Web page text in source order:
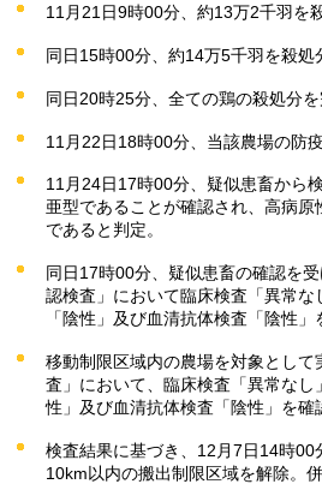
11月21日9時00分、約13万2千羽を
同日15時00分、約14万5千羽を殺処
同日20時25分、全ての鶏の殺処分を
11月22日18時00分、当該農場の防疫
11月24日17時00分、疑似患畜から
亜型であることが確認され、高病
であると判定。
同日17時00分、疑似患畜の確認を
認検査」において臨床検査「異常な
「陰性」及び血清抗体検査「陰性」
移動制限区域内の農場を対象として
査」において、臨床検査「異常なし
性」及び血清抗体検査「陰性」を確
検査結果に基づき、12月7日14時00
10km以内の搬出制限区域を解除。